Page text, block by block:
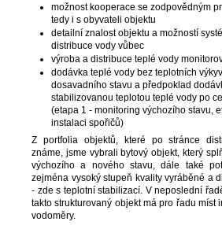
možnost kooperace se zodpovědným
tedy i s obyvateli objektu
detailní znalost objektu a možností
distribuce vody vůbec
výroba a distribuce teplé vody
dodávka teplé vody bez teplotních
dosavadního stavu a předpoklad
stabilizovanou teplotou teplé vody po
(etapa 1 - monitoring výchozího stavu,
instalaci spořičů)
Z portfolia objektů, které po stránce
známe, jsme vybrali bytový objekt, který
výchozího a nového stavu, dále také
zejména vysoký stupeň kvality vyráběné a
- zde s teplotní stabilizací. V neposlední
takto strukturovaný objekt má pro řadu míst
vodoměry.
HLEDAT